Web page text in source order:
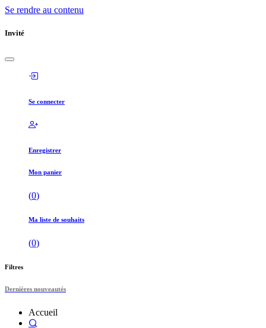
Se rendre au contenu
Invité
Se connecter
Enregistrer
Mon panier
(0)
Ma liste de souhaits
(0)
Filtres
Dernières nouveautés
Accueil